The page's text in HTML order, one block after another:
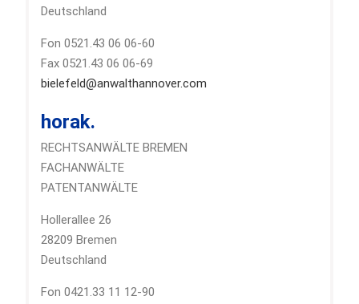
Deutschland
Fon 0521.43 06 06-60
Fax 0521.43 06 06-69
bielefeld@anwalthannover.com
horak.
RECHTSANWÄLTE BREMEN
FACHANWÄLTE
PATENTANWÄLTE
Hollerallee 26
28209 Bremen
Deutschland
Fon 0421.33 11 12-90